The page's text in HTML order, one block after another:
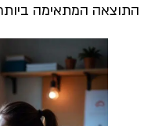
התוצאה המתאימה